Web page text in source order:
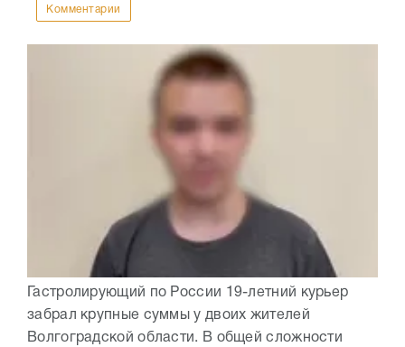
Комментарии
Гастролирующий по России 19-летний курьер
забрал крупные суммы у двоих жителей
Волгоградской области. В общей сложности